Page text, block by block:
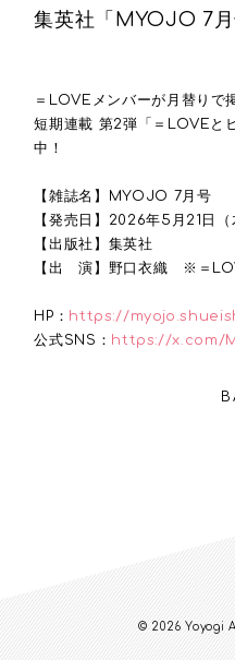
集英社「MYOJO 7
＝LOVEメンバーが月替りで
短期連載 第2弾「＝LOVEと
中！
【雑誌名】MYOJO 7月号
【発売日】2026年5月21日（
【出版社】集英社
【出 演】野口衣織 ※＝
HP： https://
公式SNS： https://x.com/
© 2026 Yoyogi